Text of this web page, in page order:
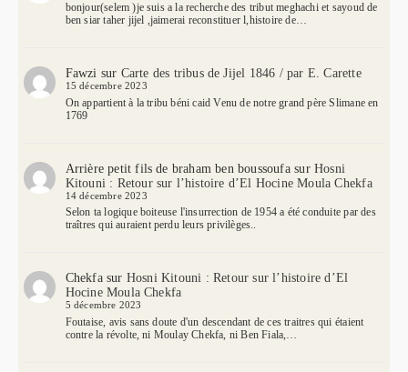
bonjour(selem )je suis a la recherche des tribut meghachi et sayoud de
ben siar taher jijel ,jaimerai reconstituer l,histoire de…
Fawzi sur Carte des tribus de Jijel 1846 / par E. Carette
15 décembre 2023
On appartient à la tribu béni caid Venu de notre grand père Slimane en
1769
Arrière petit fils de braham ben boussoufasur Hosni
Kitouni : Retour sur l’histoire d’El Hocine Moula Chekfa
14 décembre 2023
Selon ta logique boiteuse l'insurrection de 1954 a été conduite par des
traîtres qui auraient perdu leurs privilèges..
Chekfasur Hosni Kitouni : Retour sur l’histoire d’El
Hocine Moula Chekfa
5 décembre 2023
Foutaise, avis sans doute d'un descendant de ces traitres qui étaient
contre la révolte, ni Moulay Chekfa, ni Ben Fiala,…